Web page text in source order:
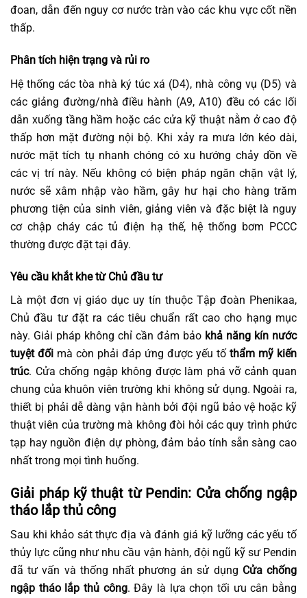
đoan, dẫn đến nguy cơ nước tràn vào các khu vực cốt nền
thấp.
Phân tích hiện trạng và rủi ro
Hệ thống các tòa nhà ký túc xá (D4), nhà công vụ (D5) và
các giảng đường/nhà điều hành (A9, A10) đều có các lối
dẫn xuống tầng hầm hoặc các cửa kỹ thuật nằm ở cao độ
thấp hơn mặt đường nội bộ. Khi xảy ra mưa lớn kéo dài,
nước mặt tích tụ nhanh chóng có xu hướng chảy dồn về
các vị trí này. Nếu không có biện pháp ngăn chặn vật lý,
nước sẽ xâm nhập vào hầm, gây hư hại cho hàng trăm
phương tiện của sinh viên, giảng viên và đặc biệt là nguy
cơ chập cháy các tủ điện hạ thế, hệ thống bơm PCCC
thường được đặt tại đây.
Yêu cầu khắt khe từ Chủ đầu tư
Là một đơn vị giáo dục uy tín thuộc Tập đoàn Phenikaa,
Chủ đầu tư đặt ra các tiêu chuẩn rất cao cho hạng mục
này. Giải pháp không chỉ cần đảm bảo khả năng kín nước
tuyệt đối mà còn phải đáp ứng được yếu tố thẩm mỹ kiến
trúc. Cửa chống ngập không được làm phá vỡ cảnh quan
chung của khuôn viên trường khi không sử dụng. Ngoài ra,
thiết bị phải dễ dàng vận hành bởi đội ngũ bảo vệ hoặc kỹ
thuật viên của trường mà không đòi hỏi các quy trình phức
tạp hay nguồn điện dự phòng, đảm bảo tính sẵn sàng cao
nhất trong mọi tình huống.
Giải pháp kỹ thuật từ Pendin: Cửa chống ngập
tháo lắp thủ công
Sau khi khảo sát thực địa và đánh giá kỹ lưỡng các yếu tố
thủy lực cũng như nhu cầu vận hành, đội ngũ kỹ sư Pendin
đã tư vấn và thống nhất phương án sử dụng Cửa chống
ngập tháo lắp thủ công. Đây là lựa chọn tối ưu cân bằng